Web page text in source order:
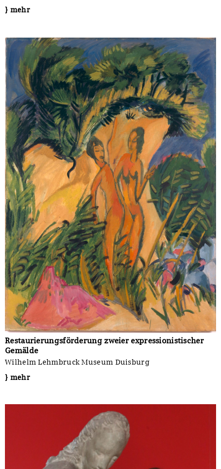
} mehr
Restaurierungsförderung zweier expressionistischer
Gemälde
Wilhelm Lehmbruck Museum Duisburg
} mehr